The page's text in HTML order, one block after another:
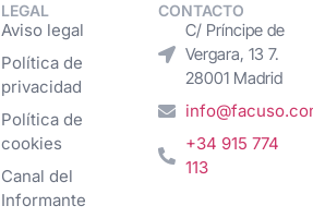
LEGAL
Aviso legal
Política de
privacidad
Política de
cookies
Canal del
Informante
CONTACTO
C/ Príncipe de
Vergara, 13 7.
28001 Madrid
+34 915 774
113